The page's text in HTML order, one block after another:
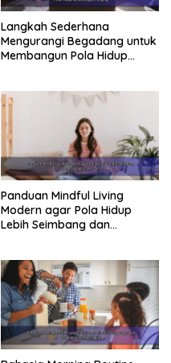
Langkah Sederhana
Mengurangi Begadang untuk
Membangun Pola Hidup
Panduan Mindful Living
Modern agar Pola Hidup
Lebih Seimbang dan